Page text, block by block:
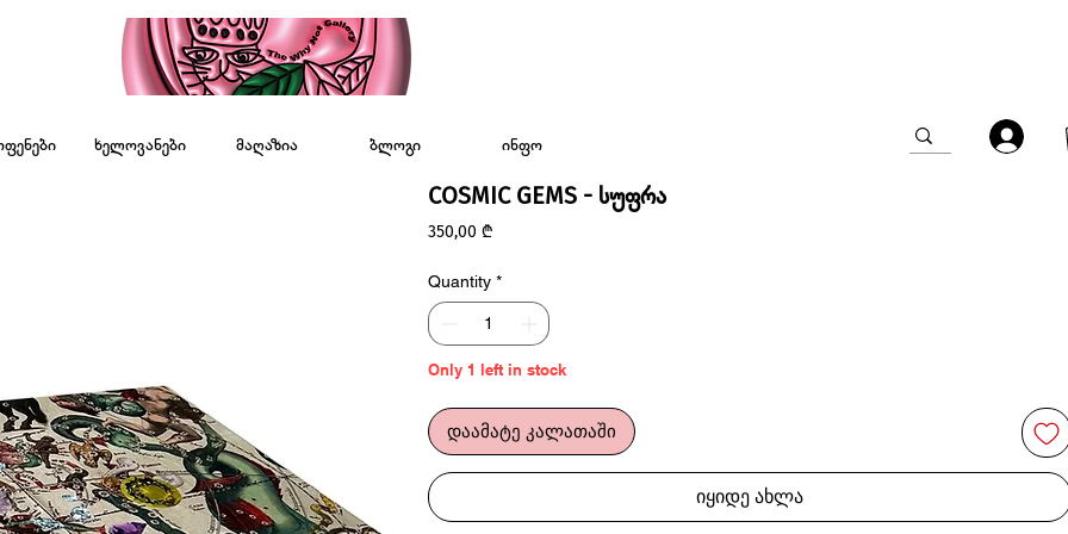
ხელოვანები მაღაზია ბლოგი ინფო
COSMIC GEMS - სუფრა
350,00 ₾
Quantity *
Only 1 left in stock
დაამატე კალათაში
იყიდე ახლა